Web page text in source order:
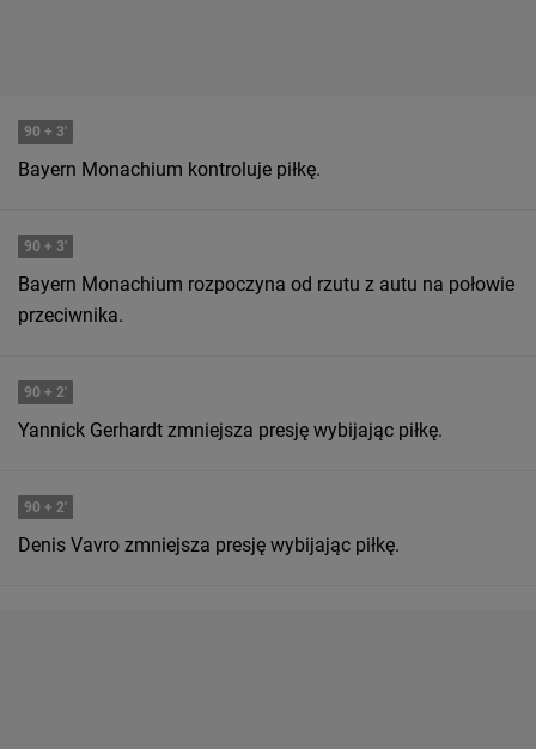
90 + 3'
Bayern Monachium kontroluje piłkę.
90 + 3'
Bayern Monachium rozpoczyna od rzutu z autu na połowie
przeciwnika.
90 + 2'
Yannick Gerhardt zmniejsza presję wybijając piłkę.
90 + 2'
Denis Vavro zmniejsza presję wybijając piłkę.